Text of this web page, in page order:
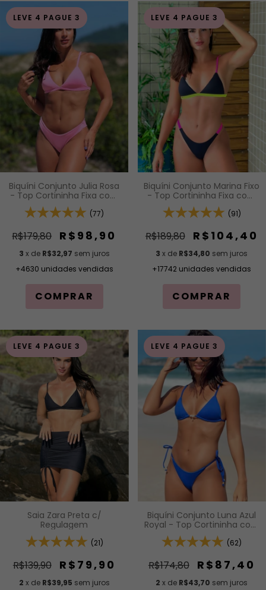
LEVE 4 PAGUE 3
Biquíni Conjunto Julia Rosa
- Top Cortininha Fixa com
Bojo Removível e Calcinha
Asa Delta Fio Duplo (Efeito
(77)
R$179,80 R$98,90
3 x de R$32,97 sem juros
+4630 unidades vendidas
COMPRAR
LEVE 4 PAGUE 3
Biquíni Conjunto Marina Fixo
- Top Cortininha Fixa com
Bojo Removível e Calcinha
Inteira de Tira(91)
R$189,80 R$104,40
3 x de R$34,80 sem juros
+17742 unidades vendidas
COMPRAR
LEVE 4 PAGUE 3
Saia Zara Preta c/
Regulagem
(21)
R$139,90 R$79,90
2 x de R$39,95 sem juros
LEVE 4 PAGUE 3
Biquíni Conjunto Luna Azul
Royal - Top Cortininha com
Bojo Removível e Calcinha
de Lacinho com Amarração
(62)
R$174,80 R$87,40
2 x de R$43,70 sem juros